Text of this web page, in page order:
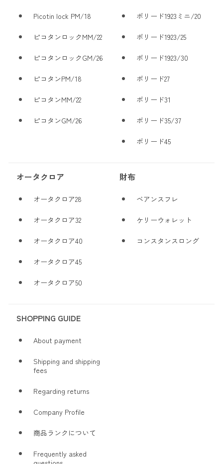
Picotin lock PM/18
ピコタンロックMM/22
ピコタンロックGM/26
ピコタンPM/18
ピコタンMM/22
ピコタンGM/26
ボリード1923ミニ/20
ボリード1923/25
ボリード1923/30
ボリード27
ボリード31
ボリード35/37
ボリード45
オータクロア
オータクロア28
オータクロア32
オータクロア40
オータクロア45
オータクロア50
財布
ベアンスフレ
ケリーウォレット
コンスタンスロング
SHOPPING GUIDE
About payment
Shipping and shipping
fees
Regarding returns
Company Profile
商品ランクについて
Frequently asked